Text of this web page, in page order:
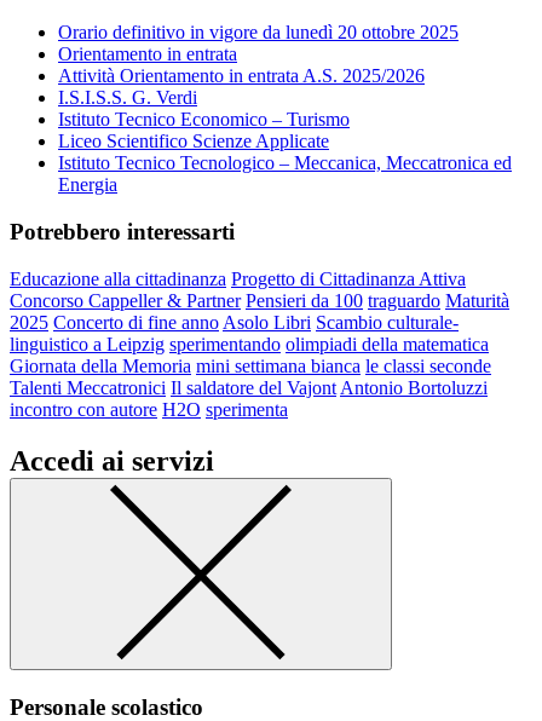
Orario definitivo in vigore da lunedì 20 ottobre 2025
Orientamento in entrata
Attività Orientamento in entrata A.S. 2025/2026
I.S.I.S.S. G. Verdi
Istituto Tecnico Economico – Turismo
Liceo Scientifico Scienze Applicate
Istituto Tecnico Tecnologico – Meccanica, Meccatronica ed
Energia
Potrebbero interessarti
Educazione alla cittadinanza Progetto di Cittadinanza Attiva
Concorso Cappeller & Partner Pensieri da 100 traguardo Maturità
2025 Concerto di fine anno Asolo Libri Scambio culturale-
linguistico a Leipzig sperimentando olimpiadi della matematica
Giornata della Memoria mini settimana bianca le classi seconde
Talenti Meccatronici Il saldatore del Vajont Antonio Bortoluzzi
incontro con autore H2O sperimenta
Accedi ai servizi
Personale scolastico